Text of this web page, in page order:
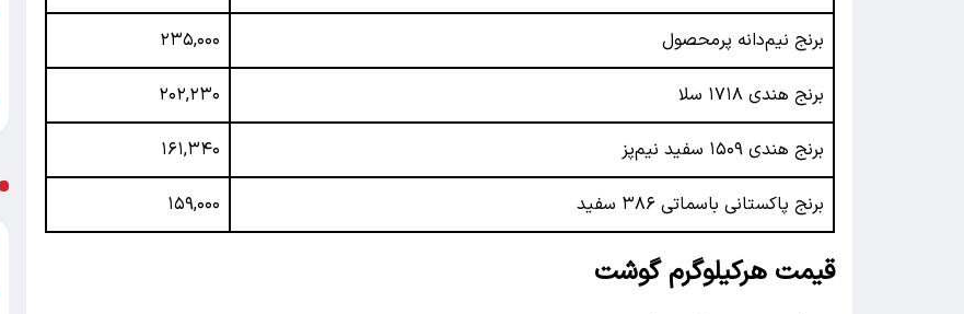
برنج نیم‌دانه پرمحصول ۲۳۵,۰۰۰
برنج هندی ۱۷۱۸ سلا ۲۰۲,۲۳۰
برنج هندی ۱۵۰۹ سفید نیم‌پز ۱۶۱,۳۴۰
برنج پاکستانی باسماتی ۳۸۶ سفید ۱۵۹,۰۰۰
قیمت هرکیلوگرم گوشت